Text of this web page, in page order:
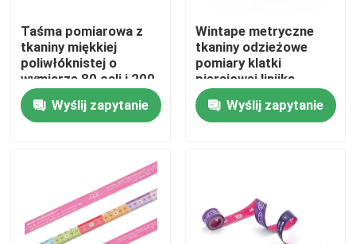
Dom
O nas
Taśma pomiarowa z
tkaniny miękkiej
poliwłóknistej o
wymiarze 80 cali i 200
cm do szycia tkaniny i
utraty wagi
Wyślij zapytanie
Wintape metryczne
tkaniny odzieżowe
pomiary klatki
piersiowej linijka
biustu
spersonalizowana
wstążka z nadrukiem
Wyślij zapytanie